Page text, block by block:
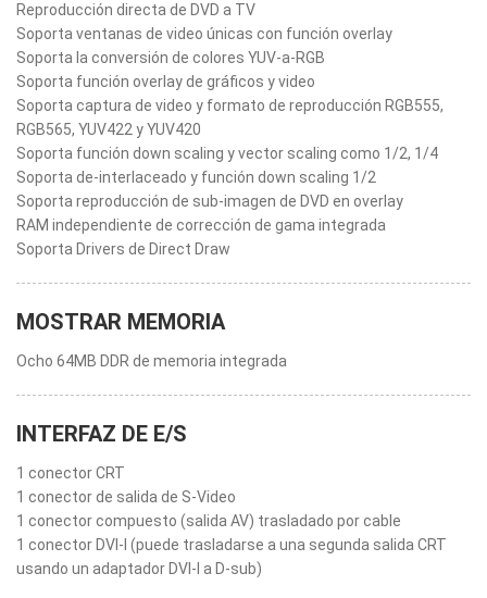
Reproducción directa de DVD a TV
Soporta ventanas de video únicas con función overlay
Soporta la conversión de colores YUV-a-RGB
Soporta función overlay de gráficos y video
Soporta captura de video y formato de reproducción RGB555,
RGB565, YUV422 y YUV420
Soporta función down scaling y vector scaling como 1/2, 1/4
Soporta de-interlaceado y función down scaling 1/2
Soporta reproducción de sub-imagen de DVD en overlay
RAM independiente de corrección de gama integrada
Soporta Drivers de Direct Draw
MOSTRAR MEMORIA
Ocho 64MB DDR de memoria integrada
INTERFAZ DE E/S
1 conector CRT
1 conector de salida de S-Video
1 conector compuesto (salida AV) trasladado por cable
1 conector DVI-I (puede trasladarse a una segunda salida CRT
usando un adaptador DVI-I a D-sub)